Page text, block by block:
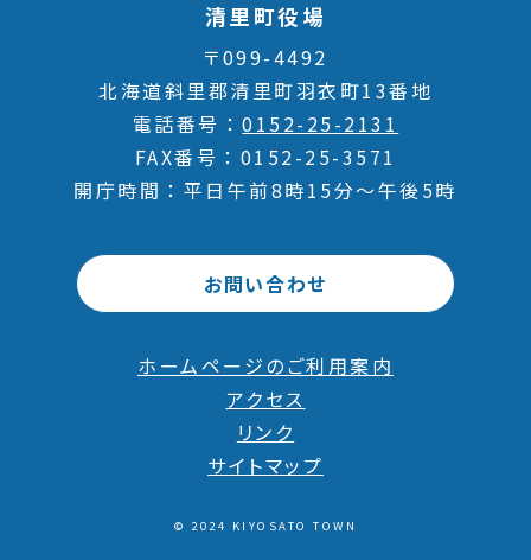
清里町役場
〒099-4492
北海道斜里郡清里町羽衣町13番地
電話番号
0152-25-2131
FAX番号
0152-25-3571
開庁時間
平日午前8時15分～午後5時
お問い合わせ
ホームページのご利用案内
アクセス
リンク
サイトマップ
© 2024 KIYOSATO TOWN